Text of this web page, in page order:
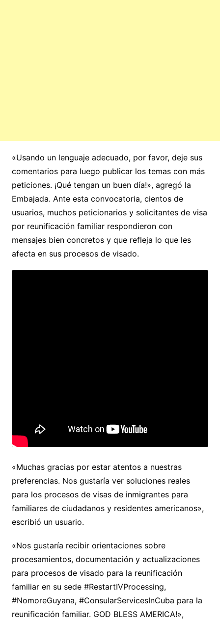
«Usando un lenguaje adecuado, por favor, deje sus
comentarios para luego publicar los temas con más
peticiones. ¡Qué tengan un buen día!», agregó la
Embajada. Ante esta convocatoria, cientos de
usuarios, muchos peticionarios y solicitantes de visa
por reunificación familiar respondieron con
mensajes bien concretos y que refleja lo que les
afecta en sus procesos de visado.
«Muchas gracias por estar atentos a nuestras
preferencias. Nos gustaría ver soluciones reales
para los procesos de visas de inmigrantes para
familiares de ciudadanos y residentes americanos»,
escribió un usuario.
«Nos gustaría recibir orientaciones sobre
procesamientos, documentación y actualizaciones
para procesos de visado para la reunificación
familiar en su sede #RestartIVProcessing,
#NomoreGuyana, #ConsularServicesInCuba para la
reunificación familiar. GOD BLESS AMERICA!»,